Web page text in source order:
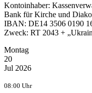
Kontoinhaber:
Bank für Kirche und
IBAN: DE14 3506 0190
Zweck: RT 2043 +
Montag
20
Jul 2026
08:00 Uhr